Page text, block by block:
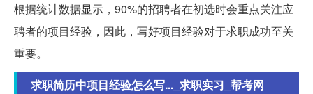
根据统计数据显示，90%的招聘者在初选时会重点关注应
聘者的项目经验，因此，写好项目经验对于求职成功至关
重要。
求职简历中项目经验怎么写..._求职实习_帮考网